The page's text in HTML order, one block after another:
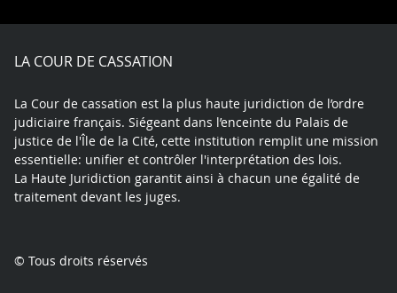
X
FacebookYoutubeLinkedInInstagram
LA COUR DE CASSATION
La Cour de cassation est la plus haute juridiction de l’ordre
judiciaire français. Siégeant dans l’enceinte du Palais de
justice de l'Île de la Cité, cette institution remplit une mission
essentielle: unifier et contrôler l'interprétation des lois.
La Haute Juridiction garantit ainsi à chacun une égalité de
traitement devant les juges.
© Tous droits réservés